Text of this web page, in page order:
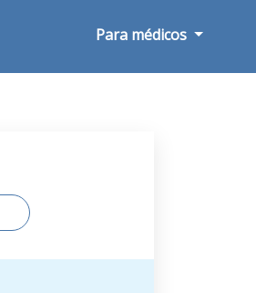
Para médicos